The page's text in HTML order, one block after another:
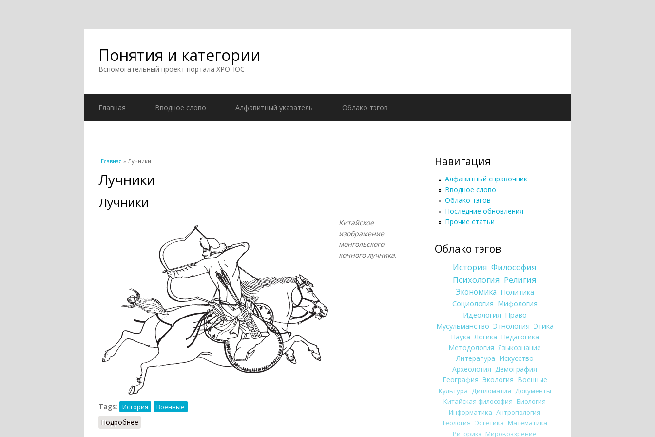
Понятия и категории
Вспомогательный проект портала ХРОНОС
Главная Вводное слово Алфавитный указатель Облако тэгов
Вы здесь
Главная » Лучники
Лучники
Лучники
Китайское
изображение
монгольского
конного лучника.
Tags: История Военные
Подробнее
Навигация
Алфавитный справочник
Вводное слово
Облако тэгов
Последние обновления
Прочие статьи
Облако тэгов
История Философия
Психология Религия
Экономика Политика
Социология Мифология
Идеология Право
Мусульманство Этнология Этика
Наука Логика Педагогика
Методология Языкознание
Литература Искусство
Археология Демография
География Экология Военные
Культура Дипломатия Документы
Китайская философия Биология
Информатика Антропология
Теология Эстетика Математика
Риторика Мировоззрение